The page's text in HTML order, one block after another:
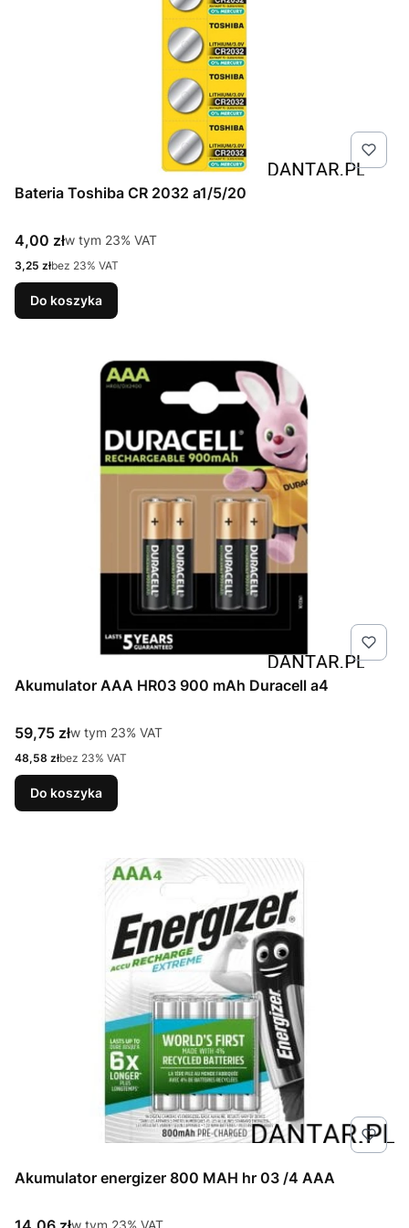
Bateria Toshiba CR 2032 a1/5/20
Cena brutto
4,00 złw tym %s VAT
w tym 23% VAT
Cena netto
3,25 złbez 23% VAT
Do koszyka
Akumulator AAA HR03 900 mAh Duracell a4
Cena brutto
59,75 złw tym %s VAT
w tym 23% VAT
Cena netto
48,58 złbez 23% VAT
Do koszyka
Akumulator energizer 800 MAH hr 03 /4 AAA
Cena bruttow tym %s VAT
w tym 23% VAT